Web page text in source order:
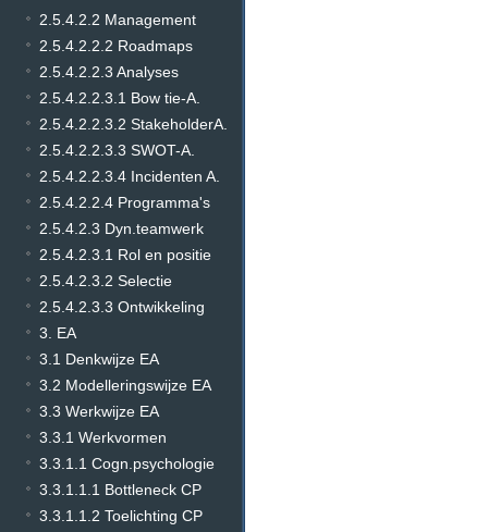
2.5.4.2.2 Management
2.5.4.2.2.2 Roadmaps
2.5.4.2.2.3 Analyses
2.5.4.2.2.3.1 Bow tie-A.
2.5.4.2.2.3.2 StakeholderA.
2.5.4.2.2.3.3 SWOT-A.
2.5.4.2.2.3.4 Incidenten A.
2.5.4.2.2.4 Programma's
2.5.4.2.3 Dyn.teamwerk
2.5.4.2.3.1 Rol en positie
2.5.4.2.3.2 Selectie
2.5.4.2.3.3 Ontwikkeling
3. EA
3.1 Denkwijze EA
3.2 Modelleringswijze EA
3.3 Werkwijze EA
3.3.1 Werkvormen
3.3.1.1 Cogn.psychologie
3.3.1.1.1 Bottleneck CP
3.3.1.1.2 Toelichting CP